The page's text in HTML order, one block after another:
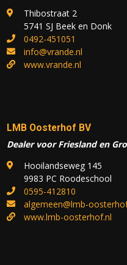
Thibostraat 2
5741 SJ Beek en Donk
0492-451051
info@vrande.nl
www.vrande.nl
LMB Oosterhof BV
Dealer voor Friesland en
Hooilandseweg 145
9983 PC Roodeschool
0595-412810
algemeen@lmb-
www.lmb-oosterhof.nl